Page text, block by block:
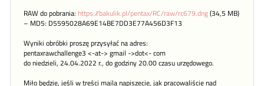
RAW do pobrania: https://bakulik.pl/pentax/RC/raw/rc679.dng(34,5 MB)
– MD5: D5595028A69E14BE7DD3E77A456D3F13
Wyniki obróbki proszę przysyłać na adres:
pentaxrawchallenge3 <-at-> gmail ->dot<- com
do niedzieli, 24.04.2022 r., do godziny 20.00 czasu urzędowego.
Miło będzie, jeśli w treści maila napiszecie, jak pracowaliście nad